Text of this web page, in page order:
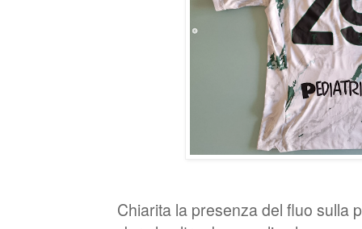
Chiarita la presenza del fluo sulla